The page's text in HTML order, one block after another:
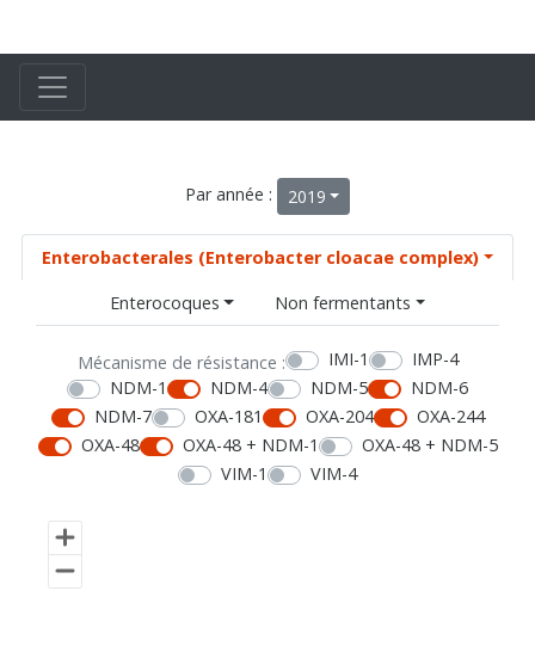
Par année : 2019
Enterobacterales (Enterobacter cloacae complex)
Enterocoques
Non fermentants
Mécanisme de résistance : IMI-1
IMP-4
NDM-1
NDM-4 NDM-5
NDM-6
NDM-7
OXA-181 OXA-204
OXA-244
OXA-48
OXA-48 + NDM-1
OXA-48 + NDM-5
VIM-1
VIM-4